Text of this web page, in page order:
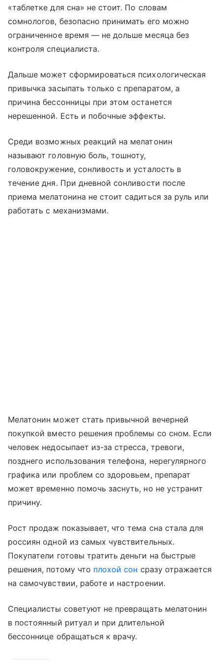
«таблетке для сна» не стоит. По словам
сомнологов, безопасно принимать его можно
ограниченное время — не дольше месяца без
контроля специалиста.
Дальше может сформироваться психологическая
привычка засыпать только с препаратом, а
причина бессонницы при этом останется
нерешенной. Есть и побочные эффекты.
Среди возможных реакций на мелатонин
называют головную боль, тошноту,
головокружение, сонливость и усталость в
течение дня. При дневной сонливости после
приема мелатонина не стоит садиться за руль или
работать с механизмами.
Мелатонин может стать привычной вечерней
покупкой вместо решения проблемы со сном. Если
человек недосыпает из-за стресса, тревоги,
позднего использования телефона, нерегулярного
графика или проблем со здоровьем, препарат
может временно помочь заснуть, но не устранит
причину.
Рост продаж показывает, что тема сна стала для
россиян одной из самых чувствительных.
Покупатели готовы тратить деньги на быстрые
решения, потому что плохой сон сразу отражается
на самочувствии, работе и настроении.
Специалисты советуют не превращать мелатонин
в постоянный ритуал и при длительной
бессоннице обращаться к врачу.